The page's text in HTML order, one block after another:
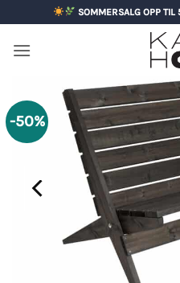
to
content
SOMMERSALG OPP TIL
-50%